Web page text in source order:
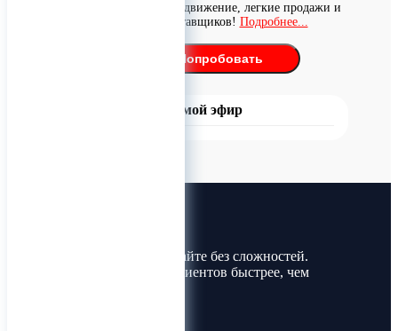
Бесплатное продвижение, легкие продажи и
поиск поставщиков! Подробнее...
Попробовать
Прямой эфир
Покупайте и продавайте без сложностей.
Найдите товары и клиентов быстрее, чем